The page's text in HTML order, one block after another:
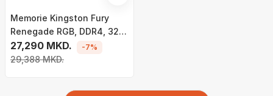
Memorie Kingston Fury
Renegade RGB, DDR4, 32
GB, 3600 MHz, CL16,
KF436C16RB12AK2/32
27,290 MKD.
29,388 MKD.
-7%